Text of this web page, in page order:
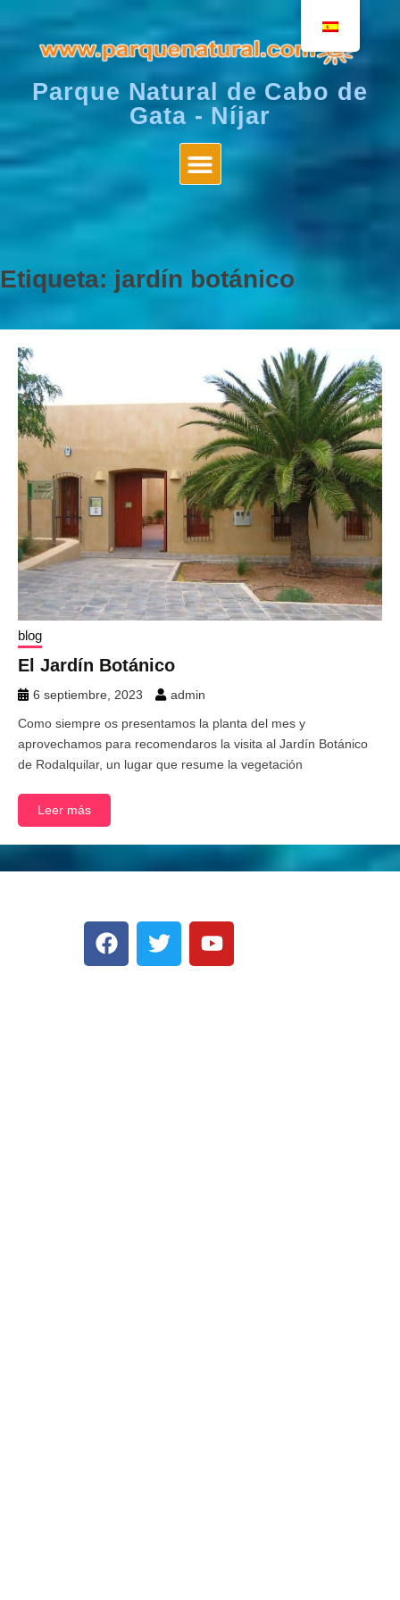
Parque Natural de Cabo de
Gata - Níjar
Etiqueta: jardín botánico
blog
El Jardín Botánico
6 septiembre, 2023
admin
Como siempre os presentamos la planta del mes y
aprovechamos para recomendaros la visita al Jardín Botánico
de Rodalquilar, un lugar que resume la vegetación
Leer más